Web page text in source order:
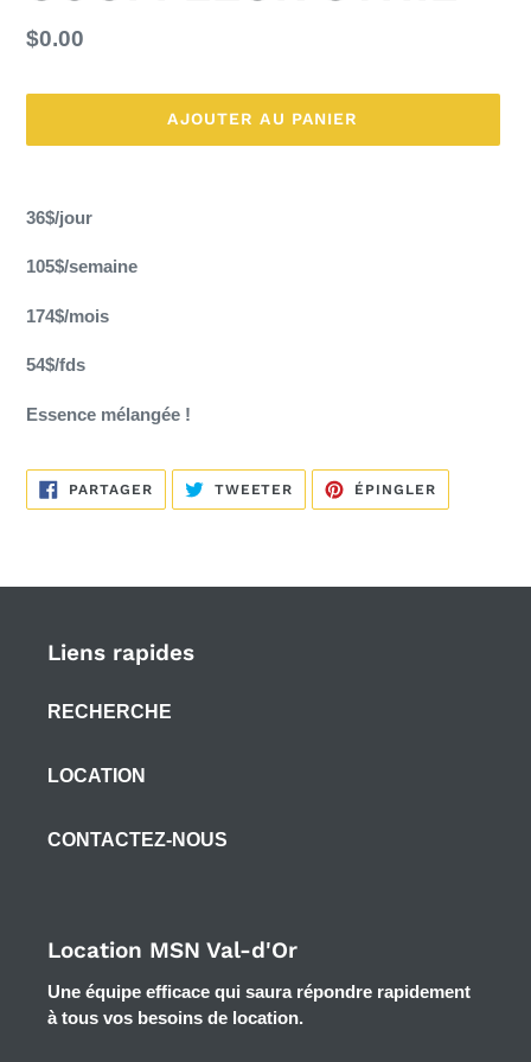
Prix
$0.00
AJOUTER AU PANIER
d'un
produit
à
panier
36$/jour
105$/semaine
174$/mois
54$/fds
Essence mélangée !
PARTAGERPARTAGER
SUR
FACEBOOK
TWEETER TWEETER
TWITTER
ÉPINGLER
PINTEREST
Liens rapides
RECHERCHE
LOCATION
CONTACTEZ-NOUS
Location MSN Val-d'Or
Une équipe efficace qui saura répondre rapidement
à tous vos besoins de location.